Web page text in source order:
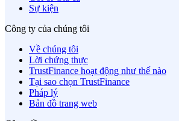
Sự kiện
Công ty của chúng tôi
Về chúng tôi
Lời chứng thực
TrustFinance hoạt động như thế nào
Tại sao chọn TrustFinance
Pháp lý
Bản đồ trang web